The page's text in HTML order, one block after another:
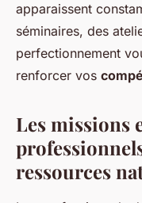
apparaissent
séminaires, des
perfectionnement
renforcer vos
Les missions
ressources